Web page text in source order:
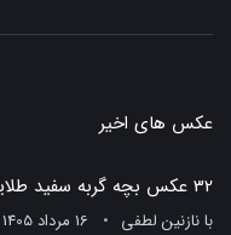
عکس های اخیر
32 عکس بچه گربه سفید طلایی که قلبتان را میبرد
بانازنین لطفی 16 مرداد 1405